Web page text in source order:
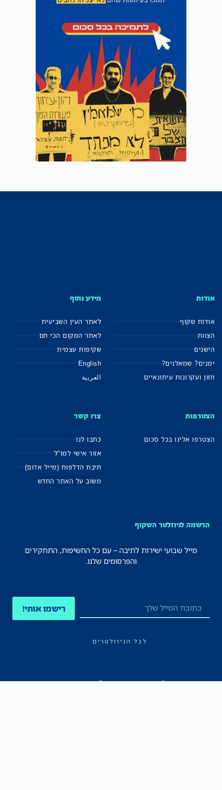
אודות
אודות שקוף
הצוות
הישגים
ימנים? שמאלנים?
חזון ועקרונות עיתונאיים
מידע נוסף
לאתר העין השביעית
לאתר המקום הכי חם
שקיפות עצמית
English
العربية
הצטרפות
הצטרפו אלינו בכל סכום
צרו קשר
כתבו לנו
אזור אישי למו"ל
תיבת הדלפות (מייל אדום)
משוב על האתר החדש
הרשמה לניוזלטר השקוף
מייל שבועי ישירות לתיבה – עם כל החשיפות, התחקירים
והפרסומים שלנו.
רישמו אותי!
לכל הניוזלטרים